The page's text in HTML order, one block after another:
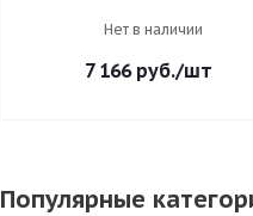
Нет в наличии
7 166руб./шт
Популярные